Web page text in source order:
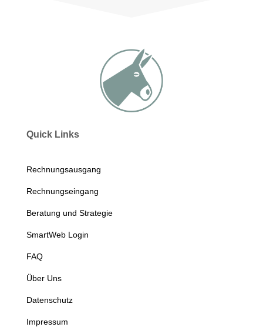
Quick Links
Rechnungsausgang
Rechnungseingang
Beratung und Strategie
SmartWeb Login
FAQ
Über Uns
Datenschutz
Impressum